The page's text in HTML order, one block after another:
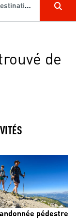
Rechercher un séjour, une activité, une destination...
de
pédestre